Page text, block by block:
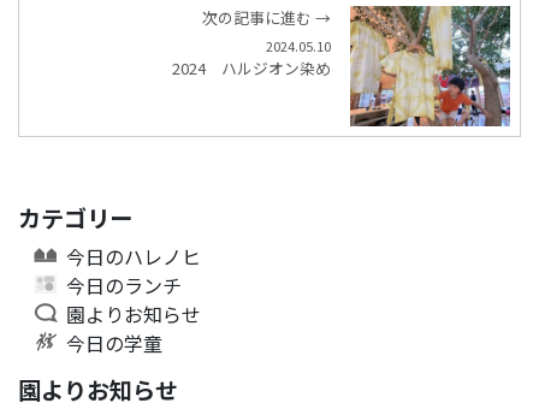
次の記事に進む →
2024.05.10
2024 ハルジオン染め
カテゴリー
今日のハレノヒ
今日のランチ
園よりお知らせ
今日の学童
園よりお知らせ